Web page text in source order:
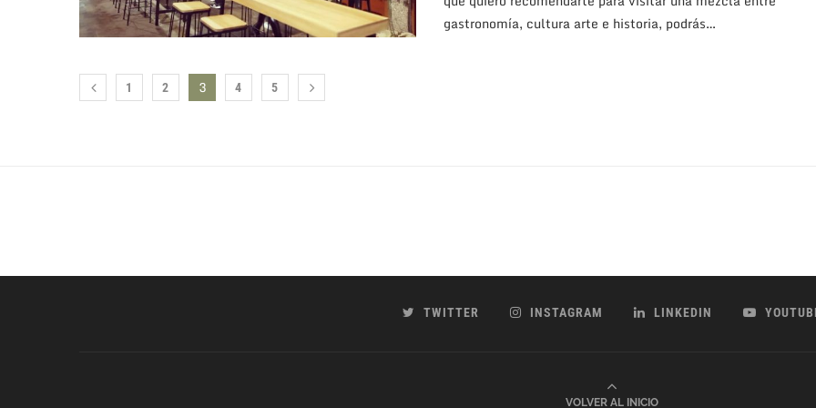
gastronomía, cultura arte e historia, podrás…
1 2 3 4 5
TWITTER INSTAGRAM LINKEDIN
VOLVER AL INICIO